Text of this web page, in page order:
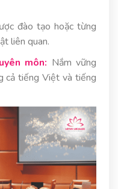
đào tạo hoặc từng
liên quan.
môn: Nắm vững
cả tiếng Việt và tiếng